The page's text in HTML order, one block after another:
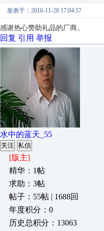
发表于：2016-11-28 17:04:57
感谢热心赞助礼品的厂商。
回复 引用 举报
水中的蓝天_55
关注 私信
[版主]
精华：1帖
求助：3帖
帖子：55帖 | 1688回
年度积分：0
历史总积分：13063